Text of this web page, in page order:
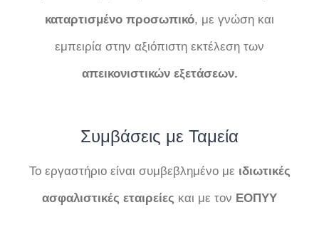
καταρτισμένο προσωπικό, με γνώση και
εμπειρία στην αξιόπιστη εκτέλεση των
απεικονιστικών εξετάσεων.
Συμβάσεις με Ταμεία
Το εργαστήριο είναι συμβεβλημένο με ιδιωτικές
ασφαλιστικές εταιρείες και με τον ΕΟΠΥΥ